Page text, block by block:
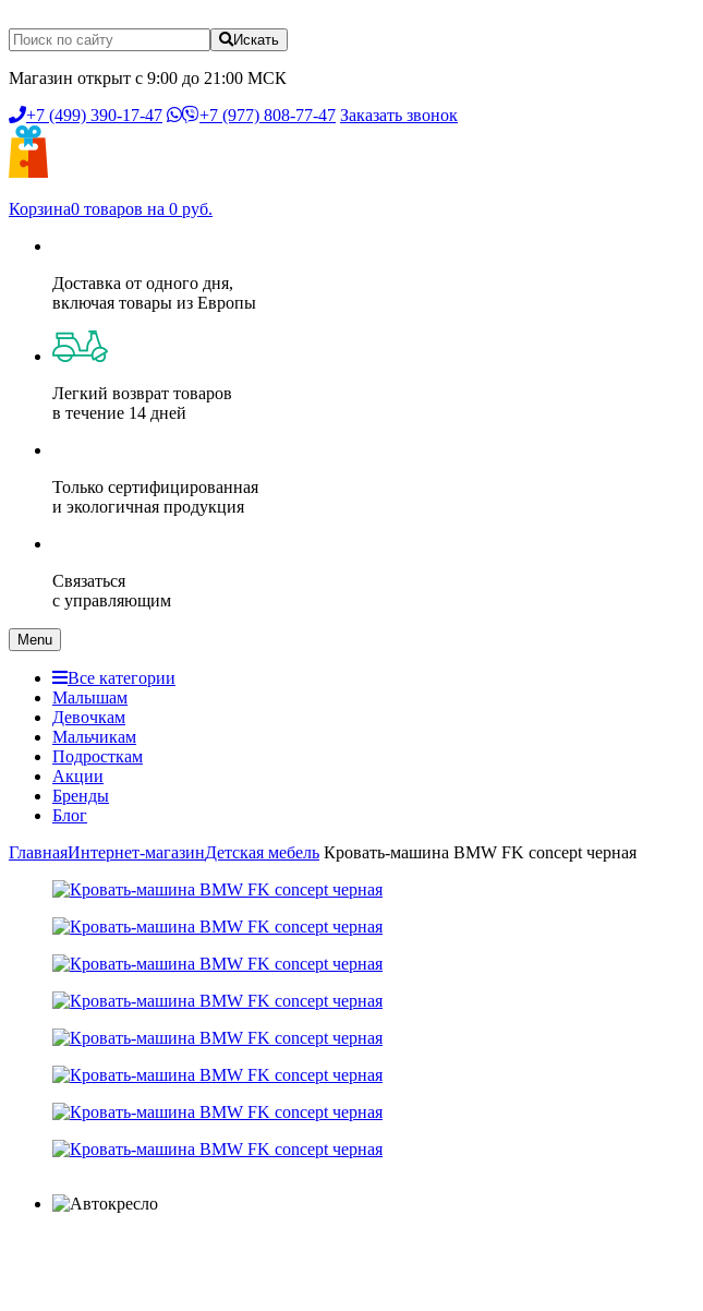
Искать
Магазин открыт с 9:00 до 21:00 МСК
+7 (499) 390-17-47
+7 (977) 808-77-47 Заказать звонок
Корзина0 товаров на 0 руб.
Доставка от одного дня,
включая товары из Европы
Легкий возврат товаров
в течение 14 дней
Только сертифицированная
и экологичная продукция
Связаться
с управляющим
Menu
Все категории
Малышам
Девочкам
Мальчикам
Подросткам
Акции
Бренды
Блог
ГлавнаяИнтернет-магазинДетская мебель Кровать-машина BMW FK concept черная